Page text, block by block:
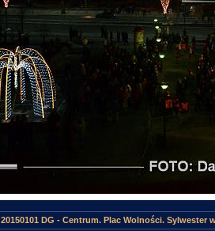
20150101 DG - Centrum. Plac Wolności. Sylwester